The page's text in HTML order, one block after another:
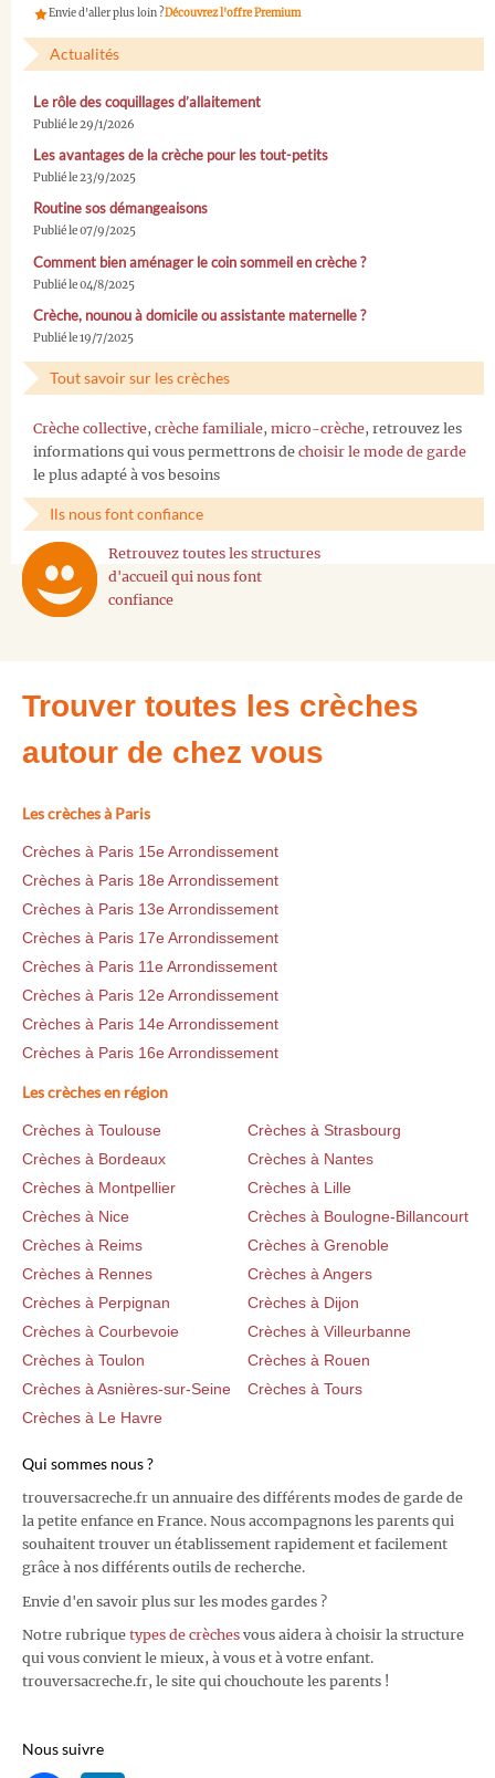
Envie d'aller plus loin ?Découvrez l'offre Premium
Actualités
Le rôle des coquillages d’allaitement
Publié le 29/1/2026
Les avantages de la crèche pour les tout-petits
Publié le 23/9/2025
Routine sos démangeaisons
Publié le 07/9/2025
Comment bien aménager le coin sommeil en crèche ?
Publié le 04/8/2025
Crèche, nounou à domicile ou assistante maternelle ?
Publié le 19/7/2025
Tout savoir sur les crèches
Crèche collective, crèche familiale, micro-crèche, retrouvez les
informations qui vous permettrons de choisir le mode de garde
le plus adapté à vos besoins
Ils nous font confiance
Retrouvez toutes les structures
d'accueil qui nous font
confiance
Trouver toutes les crèches
autour de chez vous
Les crèches à Paris
Crèches à Paris 15e Arrondissement
Crèches à Paris 18e Arrondissement
Crèches à Paris 13e Arrondissement
Crèches à Paris 17e Arrondissement
Crèches à Paris 11e Arrondissement
Crèches à Paris 12e Arrondissement
Crèches à Paris 14e Arrondissement
Crèches à Paris 16e Arrondissement
Les crèches en région
Crèches à Toulouse
Crèches à Strasbourg
Crèches à Bordeaux
Crèches à Nantes
Crèches à Montpellier
Crèches à Lille
Crèches à Nice
Crèches à Boulogne-Billancourt
Crèches à Reims
Crèches à Grenoble
Crèches à Rennes
Crèches à Angers
Crèches à Perpignan
Crèches à Dijon
Crèches à Courbevoie
Crèches à Villeurbanne
Crèches à Toulon
Crèches à Rouen
Crèches à Asnières-sur-Seine
Crèches à Tours
Crèches à Le Havre
Qui sommes nous ?
trouversacreche.fr un annuaire des différents modes de garde de
la petite enfance en France. Nous accompagnons les parents qui
souhaitent trouver un établissement rapidement et facilement
grâce à nos différents outils de recherche.
Envie d'en savoir plus sur les modes gardes ?
Notre rubrique types de crèches vous aidera à choisir la structure
qui vous convient le mieux, à vous et à votre enfant.
trouversacreche.fr, le site qui chouchoute les parents !
Nous suivre